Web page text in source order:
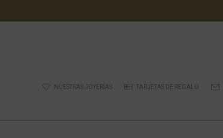
NUESTRAS JOYERÍAS TARJETAS DE REGALO